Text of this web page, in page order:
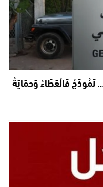
نَمُوذَجْ فَالْعَطَاءْ وَحِمَايَةْ